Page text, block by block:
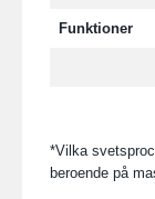
Funktioner
*Vilka
beroende på